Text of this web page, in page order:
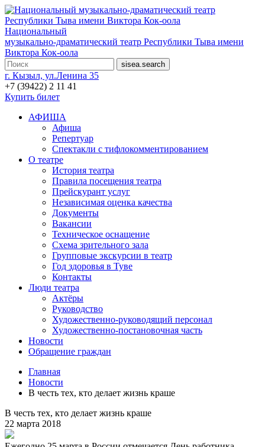
Национальный
музыкально-драматический театр Республики Тыва имени
Виктора Кок-оола
г. Кызыл, ул.Ленина 35
+7 (39422) 2 11 41
Купить билет
АФИША
Афиша
Репертуар
Спектакли с тифлокомментированием
О театре
История театра
Правила посещения театра
Прейскурант услуг
Независимая оценка качества
Документы
Вакансии
Техническое оснащение
Схема зрительного зала
Групповые экскурсии в театр
Год здоровья в Туве
Контакты
Люди театра
Актёры
Руководство
Художественно-руководящий персонал
Художественно-постановочная часть
Новости
Обращение граждан
Главная
Новости
В честь тех, кто делает жизнь краше
В честь тех, кто делает жизнь краше
22 марта 2018